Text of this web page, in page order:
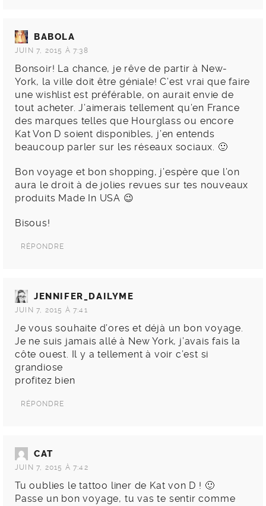
BABOLA
JUIN 7, 2015 À 7:38
Bonsoir! La chance, je rêve de partir à New-
York, la ville doit être géniale! C’est vrai que faire
une wishlist est préférable, on aurait envie de
tout acheter. J’aimerais tellement qu’en France
des marques telles que Hourglass ou encore
Kat Von D soient disponibles, j’en entends
beaucoup parler sur les réseaux sociaux. 🙂
Bon voyage et bon shopping, j’espère que l’on
aura le droit à de jolies revues sur tes nouveaux
produits Made In USA 😉
Bisous!
RÉPONDRE
JENNIFER_DAILYME
JUIN 7, 2015 À 7:41
Je vous souhaite d’ores et déjà un bon voyage.
Je ne suis jamais allé à New York, j’avais fais la
côte ouest. Il y a tellement à voir c’est si
grandiose
profitez bien
RÉPONDRE
CAT
JUIN 7, 2015 À 7:42
Tu oublies le tattoo liner de Kat von D ! 🙂
Passe un bon voyage, tu vas te sentir comme